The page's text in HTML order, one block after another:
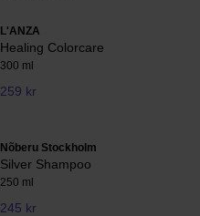
L'ANZA
Healing Colorcare
300 ml
259 kr
Nõberu Stockholm
Silver Shampoo
250 ml
245 kr